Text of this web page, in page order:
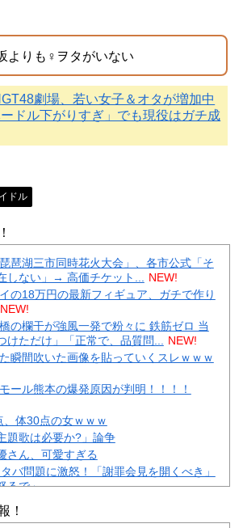
よりも♀ヲタがいない
劇場、若い女子＆オタが増加中
ドル下がりすぎ」でも現役はガチ成
ドル
琶湖三市同時花火大会」、各市公式「そ
しない」→ 高価チケット...
NEW!
の18万円の最新フィギュア、ガチで作り
NEW!
の欄干が強風一発で粉々に 鉄筋ゼロ 当
けただけ」「正常で、品質問...
NEW!
瞬間吹いた画像を貼っていくスレｗｗｗ
ール熊本の爆発原因が判明！！！！
、体30点の女ｗｗｗ
題歌は必要か?」論争
さん、可愛すぎる
バ問題に激怒！「謝罪会見を開くべき」
るで」
体30点の女ｗｗｗ
！